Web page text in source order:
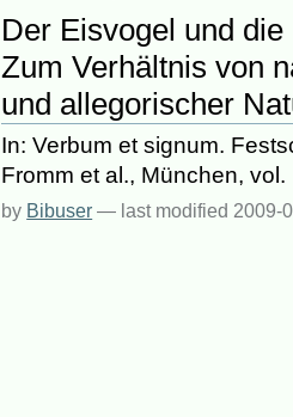
Der Eisvogel und
Zum Verhältnis von
und allegorischer
In: Verbum et signum.
Fromm et al., München,
by Bibuser — last modified 2009-